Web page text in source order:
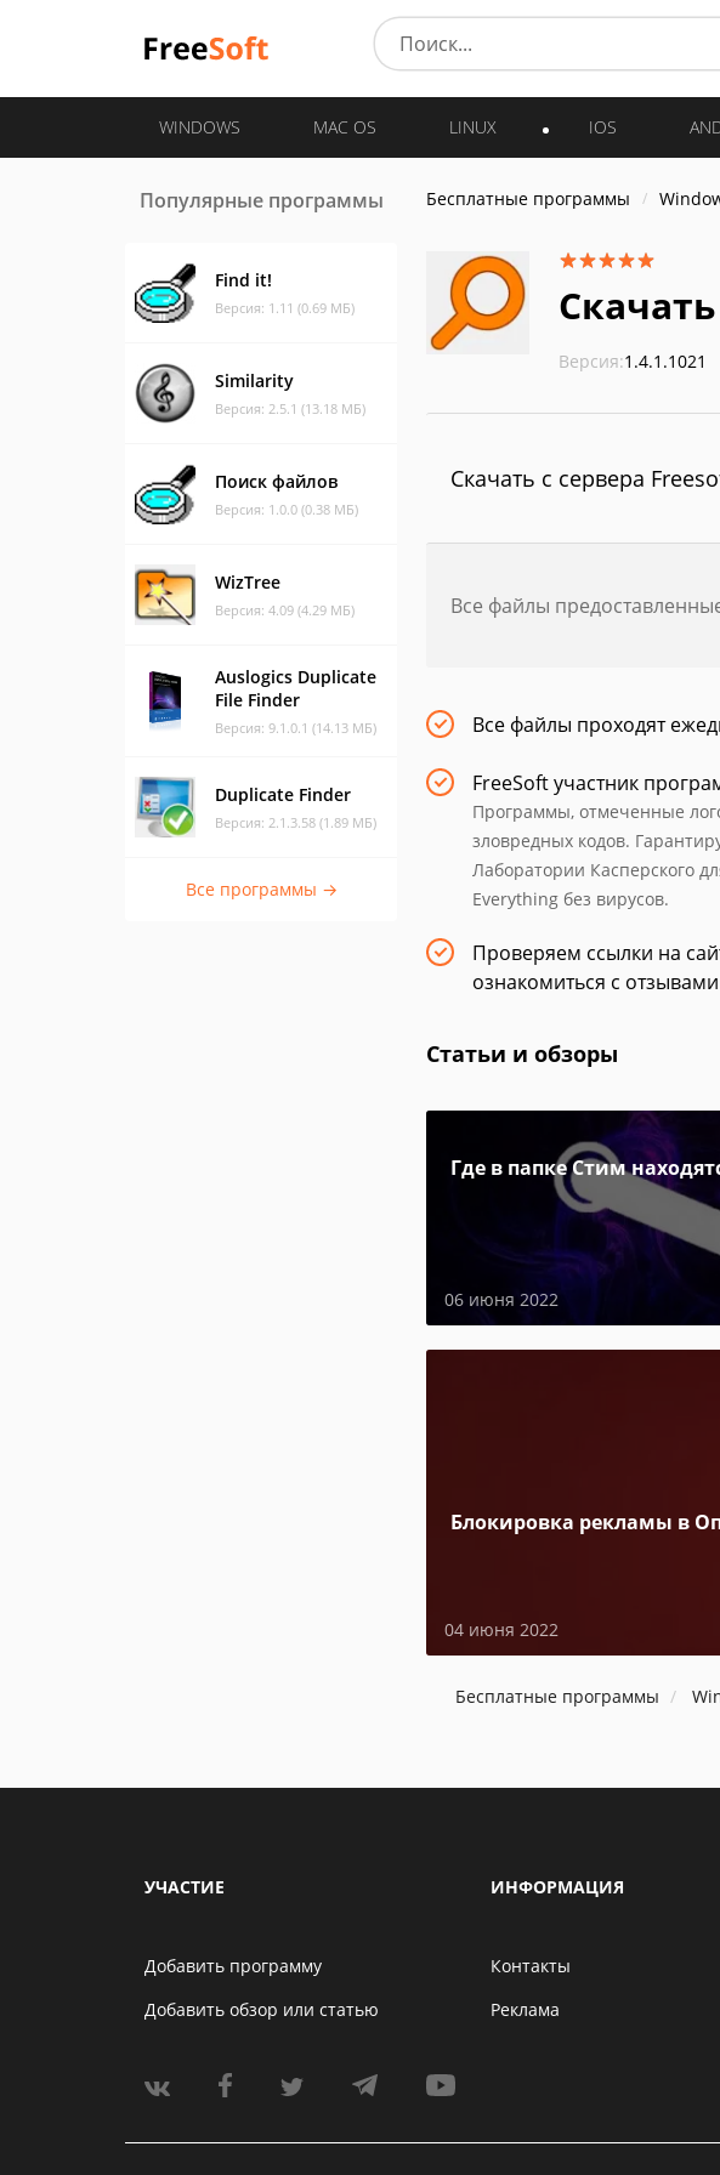
WINDOWS MAC OS LINUX IOS
Популярные программы
Find it!
Версия: 1.11 (0.69 МБ)
Similarity
Версия: 2.5.1 (13.18 МБ)
Поиск файлов
Версия: 1.0.0 (0.38 МБ)
WizTree
Версия: 4.09 (4.29 МБ)
Auslogics Duplicate
File Finder
Версия: 9.1.0.1 (14.13 МБ)
Duplicate Finder
Версия: 2.1.3.58 (1.89 МБ)
Все программы →
Бесплатные программы
Версия:1.4.1.1021
Скачать с сервера
Все файлы
Все файлы проходят
FreeSoft участник
Программы, отмеченные
зловредных кодов.
Лаборатории Касперского
Everything без вирусов.
Проверяем ссылки на
ознакомиться с
Статьи и обзоры
Где в папке Стим
06 июня 2022
Блокировка рекламы в
04 июня 2022
Бесплатные программы
УЧАСТИЕ
Добавить программу
Добавить обзор или статью
ИНФОРМАЦИЯ
Контакты
Реклама